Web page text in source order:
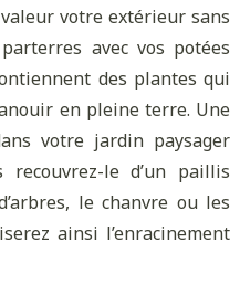
votre extérieur sans
avec vos potées
des plantes qui
en pleine terre. Une
votre jardin paysager
le d’un paillis
le chanvre ou les
ainsi l’enracinement